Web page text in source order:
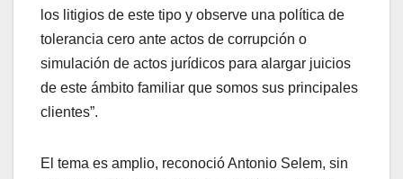
los litigios de este tipo y observe una política de
tolerancia cero ante actos de corrupción o
simulación de actos jurídicos para alargar juicios
de este ámbito familiar que somos sus principales
clientes”.
El tema es amplio, reconoció Antonio Selem, sin